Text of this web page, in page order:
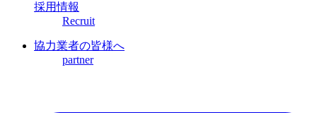
採用情報
Recruit
協力業者の皆様へ
partner